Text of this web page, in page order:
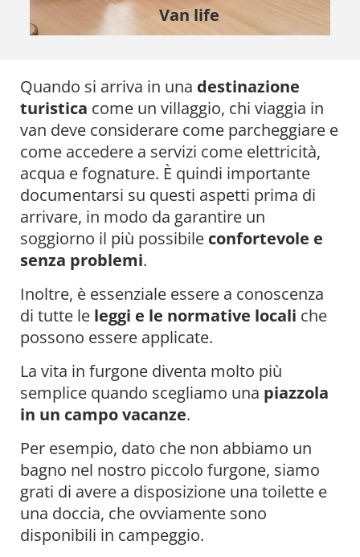
Van life
Quando si arriva in una destinazione
turistica come un villaggio, chi viaggia in
van deve considerare come parcheggiare e
come accedere a servizi come elettricità,
acqua e fognature. È quindi importante
documentarsi su questi aspetti prima di
arrivare, in modo da garantire un
soggiorno il più possibile confortevole e
senza problemi.
Inoltre, è essenziale essere a conoscenza
di tutte le leggi e le normative locali che
possono essere applicate.
La vita in furgone diventa molto più
semplice quando scegliamo una piazzola
in un campo vacanze.
Per esempio, dato che non abbiamo un
bagno nel nostro piccolo furgone, siamo
grati di avere a disposizione una toilette e
una doccia, che ovviamente sono
disponibili in campeggio.